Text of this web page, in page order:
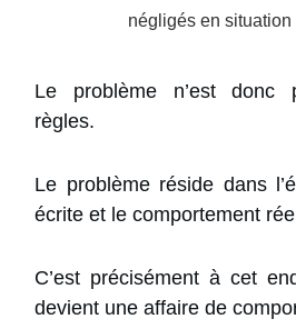
négligés en
Le problème n’est donc
règles.
Le problème réside dans
écrite et le comportement
C’est précisément à cet
devient une affaire de